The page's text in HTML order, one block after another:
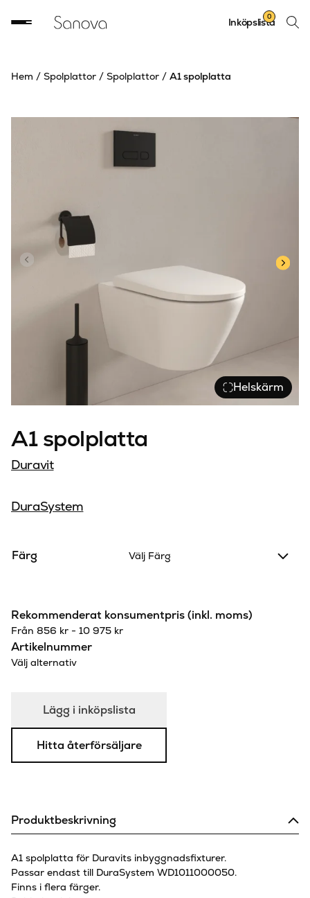
Sök
Inköpslista
0
Hem / Spolplattor / Spolplattor / A1 spolplatta
Helskärm
A1 spolplatta
Duravit
DuraSystem
Färg Välj Färg
Rekommenderat konsumentpris (inkl. moms)
Från 856 kr - 10 975 kr
Artikelnummer
Välj alternativ
Lägg i inköpslista
Hitta återförsäljare
Produktbeskrivning
A1 spolplatta för Duravits inbyggnadsfixturer.
Passar endast till DuraSystem WD1011000050.
Finns i flera färger.